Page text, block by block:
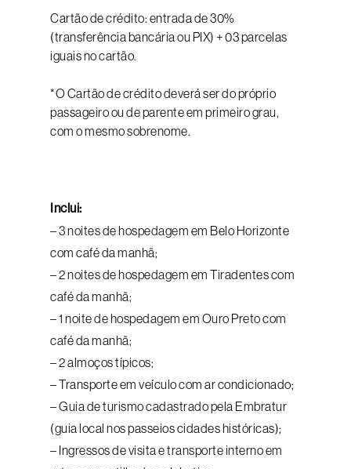
Cartão de crédito: entrada de 30%
(transferência bancária ou PIX) + 03 parcelas
iguais no cartão.
*O Cartão de crédito deverá ser do próprio
passageiro ou de parente em primeiro grau,
com o mesmo sobrenome.
Inclui:
– 3 noites de hospedagem em Belo Horizonte
com café da manhã;
– 2 noites de hospedagem em Tiradentes com
café da manhã;
– 1 noite de hospedagem em Ouro Preto com
café da manhã;
– 2 almoços típicos;
– Transporte em veículo com ar condicionado;
– Guia de turismo cadastrado pela Embratur
(guia local nos passeios cidades históricas);
– Ingressos de visita e transporte interno em